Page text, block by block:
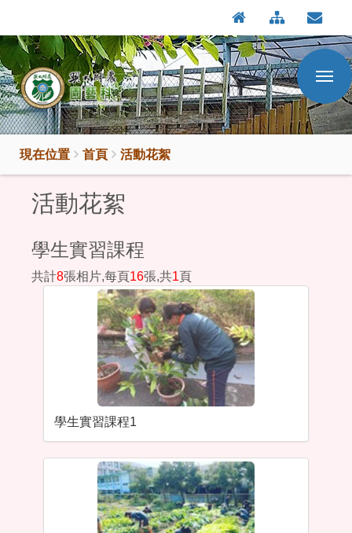
到
主
要
內
容
區
現在位置 首頁 活動花絮
活動花絮
學生實習課程
共計8張相片,每頁16張,共1頁
學生實習課程1